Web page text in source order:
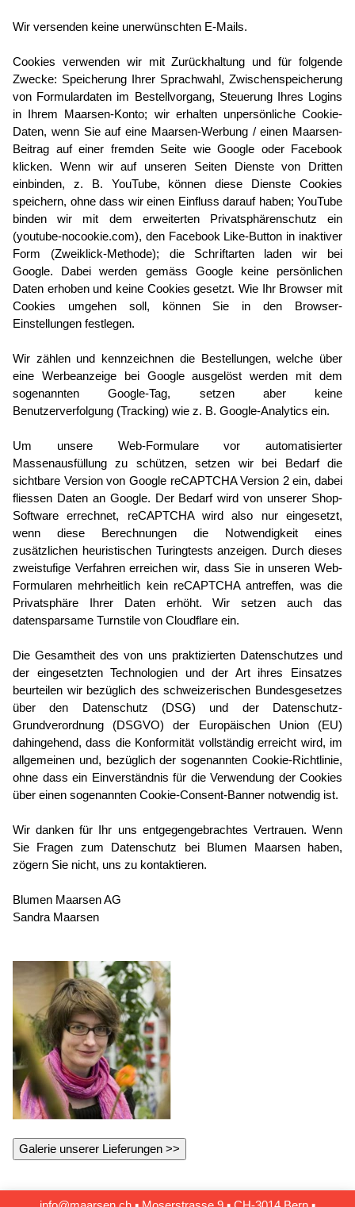
Wir versenden keine unerwünschten E-Mails.
Cookies verwenden wir mit Zurückhaltung und für folgende
Zwecke: Speicherung Ihrer Sprachwahl, Zwischenspeicherung
von Formulardaten im Bestellvorgang, Steuerung Ihres Logins
in Ihrem Maarsen-Konto; wir erhalten unpersönliche Cookie-
Daten, wenn Sie auf eine Maarsen-Werbung / einen Maarsen-
Beitrag auf einer fremden Seite wie Google oder Facebook
klicken. Wenn wir auf unseren Seiten Dienste von Dritten
einbinden, z. B. YouTube, können diese Dienste Cookies
speichern, ohne dass wir einen Einfluss darauf haben; YouTube
binden wir mit dem erweiterten Privatsphärenschutz ein
(youtube-nocookie.com), den Facebook Like-Button in inaktiver
Form (Zweiklick-Methode); die Schriftarten laden wir bei
Google. Dabei werden gemäss Google keine persönlichen
Daten erhoben und keine Cookies gesetzt. Wie Ihr Browser mit
Cookies umgehen soll, können Sie in den Browser-
Einstellungen festlegen.
Wir zählen und kennzeichnen die Bestellungen, welche über
eine Werbeanzeige bei Google ausgelöst werden mit dem
sogenannten Google-Tag, setzen aber keine
Benutzerverfolgung (Tracking) wie z. B. Google-Analytics ein.
Um unsere Web-Formulare vor automatisierter
Massenausfüllung zu schützen, setzen wir bei Bedarf die
sichtbare Version von Google reCAPTCHA Version 2 ein, dabei
fliessen Daten an Google. Der Bedarf wird von unserer Shop-
Software errechnet, reCAPTCHA wird also nur eingesetzt,
wenn diese Berechnungen die Notwendigkeit eines
zusätzlichen heuristischen Turingtests anzeigen. Durch dieses
zweistufige Verfahren erreichen wir, dass Sie in unseren Web-
Formularen mehrheitlich kein reCAPTCHA antreffen, was die
Privatsphäre Ihrer Daten erhöht. Wir setzen auch das
datensparsame Turnstile von Cloudflare ein.
Die Gesamtheit des von uns praktizierten Datenschutzes und
der eingesetzten Technologien und der Art ihres Einsatzes
beurteilen wir bezüglich des schweizerischen Bundesgesetzes
über den Datenschutz (DSG) und der Datenschutz-
Grundverordnung (DSGVO) der Europäischen Union (EU)
dahingehend, dass die Konformität vollständig erreicht wird, im
allgemeinen und, bezüglich der sogenannten Cookie-Richtlinie,
ohne dass ein Einverständnis für die Verwendung der Cookies
über einen sogenannten Cookie-Consent-Banner notwendig ist.
Wir danken für Ihr uns entgegengebrachtes Vertrauen. Wenn
Sie Fragen zum Datenschutz bei Blumen Maarsen haben,
zögern Sie nicht, uns zu kontaktieren.
Blumen Maarsen AG
Sandra Maarsen
Galerie unserer Lieferungen >>